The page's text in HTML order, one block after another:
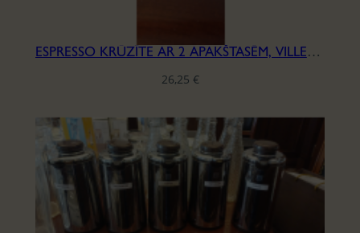
ESPRESSO KRŪZĪTE AR 2 APAKŠTASĒM, VILLEROY & BOCH, SĒRIJA IVOIRE
26,25 €